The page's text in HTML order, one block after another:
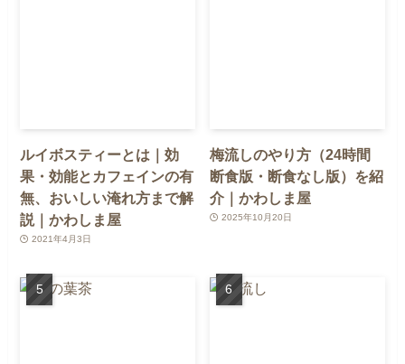
ルイボスティーとは｜効
果・効能とカフェインの有
無、おいしい淹れ方まで解
説｜かわしま屋
2021年4月3日
梅流しのやり方（24時間
断食版・断食なし版）を紹
介｜かわしま屋
2025年10月20日